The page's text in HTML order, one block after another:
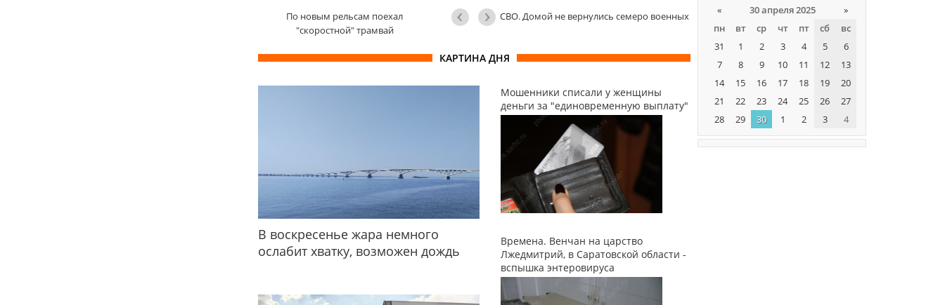
По новым рельсам поехал
"скоростной" трамвай
СВО. Домой не вернулись семеро военных
КАРТИНА ДНЯ
В воскресенье жара немного
ослабит хватку, возможен дождь
Мошенники списали у женщины
деньги за "единовременную выплату"
Времена. Венчан на царство
Лжедмитрий, в Саратовской области -
вспышка энтеровируса
« 30 апреля 2025
»
пн
вт ср чт пт сб
вс
31
1 2 3 4 5
6
7
8 9 10 11 12
13
14
15 16 17 18 19
20
21
22 23 24 25 26
27
28
29 30 1 2 3 4